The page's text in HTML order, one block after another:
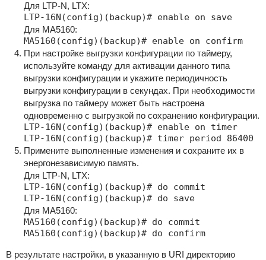
Для LTP-N, LTX:
LTP-16N(config)(backup)# enable on save
Для MA5160:
MA5160(config)(backup)# enable on confirm
При настройке выгрузки конфигурации по таймеру,
используйте команду для активации данного типа
выгрузки конфигурации и укажите периодичность
выгрузки конфигурации в секундах. При необходимости
выгрузка по таймеру может быть настроена
одновременно с выгрузкой по сохранению конфигурации.
LTP-16N(config)(backup)# enable on timer
LTP-16N(config)(backup)# timer period 86400
Примените выполненные изменения и сохраните их в
энергонезависимую память.
Для LTP-N, LTX:
LTP-16N(config)(backup)# do commit
LTP-16N(config)(backup)# do save
Для MA5160:
MA5160(config)(backup)# do commit
MA5160(config)(backup)# do confirm
В результате настройки, в указанную в URI директорию